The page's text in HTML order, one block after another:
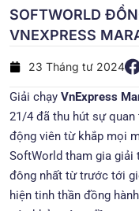
SOFTWORLD
VNEXPRESS
23 Tháng tư 2024
Giải chạy VnExpress
21/4 đã thu hút sự
động viên từ khắp mọi
SoftWorld tham gia giải
đông nhất từ trước tới
hiện tinh thần đồng